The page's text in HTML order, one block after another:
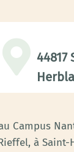
44817
Campus
à Saint-